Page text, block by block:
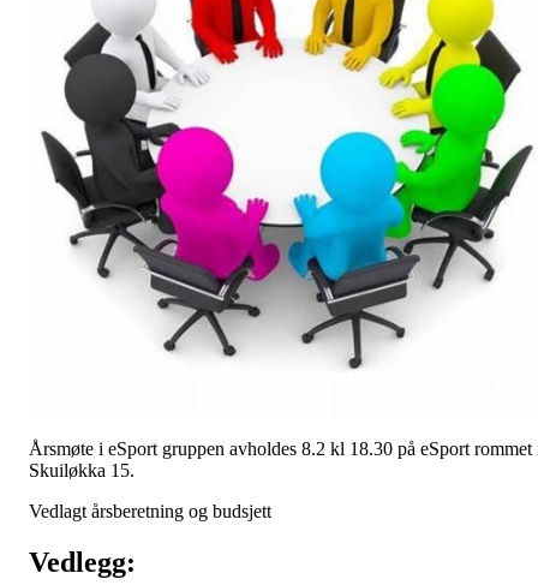
Årsmøte i eSport gruppen avholdes 8.2 kl 18.30 på eSport rommet
Skuiløkka 15.
Vedlagt årsberetning og budsjett
Vedlegg: